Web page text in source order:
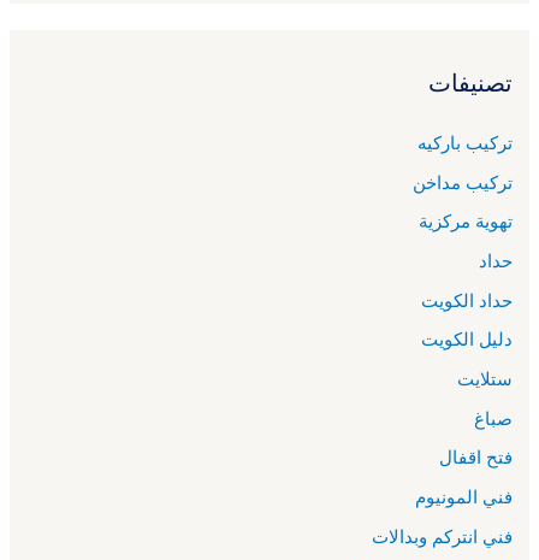
تصنيفات
تركيب باركيه
تركيب مداخن
تهوية مركزية
حداد
حداد الكويت
دليل الكويت
ستلايت
صباغ
فتح اقفال
فني المونيوم
فني انتركم وبدالات